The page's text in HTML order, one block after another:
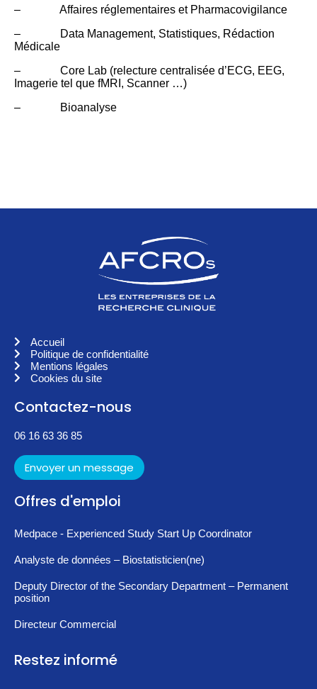
– Affaires réglementaires et Pharmacovigilance
– Data Management, Statistiques, Rédaction
Médicale
– Core Lab (relecture centralisée d’ECG, EEG,
Imagerie tel que fMRI, Scanner …)
– Bioanalyse
Accueil
Politique de confidentialité
Mentions légales
Cookies du site
Contactez-nous
06 16 63 36 85
Envoyer un message
Offres d'emploi
Medpace - Experienced Study Start Up Coordinator
Analyste de données – Biostatisticien(ne)
Deputy Director of the Secondary Department – Permanent
position
Directeur Commercial
Restez informé